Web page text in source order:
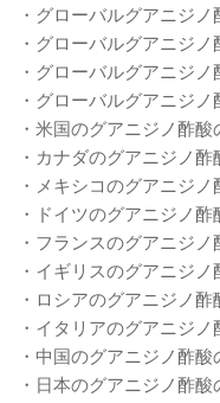
・グローバルグアニジ
・グローバルグアニジ
・グローバルグアニジ
・グローバルグアニジ
・米国のグアニジノ酢
・カナダのグアニジノ
・メキシコのグアニジ
・ドイツのグアニジノ
・フランスのグアニジ
・イギリスのグアニジ
・ロシアのグアニジノ
・イタリアのグアニジ
・中国のグアニジノ酢
・日本のグアニジノ酢